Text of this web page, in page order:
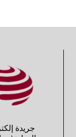
جريدة